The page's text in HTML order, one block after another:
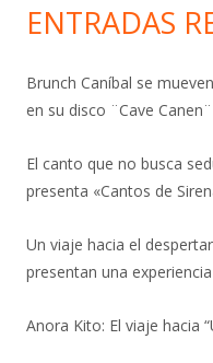
ENTRADAS
Brunch Caníbal se
en su disco ¨Cave Canen¨
El canto que no busca
presenta «Cantos de
Un viaje hacia el
presentan una
Anora Kito: El viaje hacia